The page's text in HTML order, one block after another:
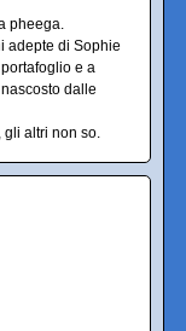
pheega.
adepte di Sophie
e a
dalle
gli altri non so.